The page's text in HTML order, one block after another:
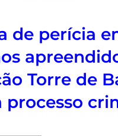
de perícia
Torre de
processo